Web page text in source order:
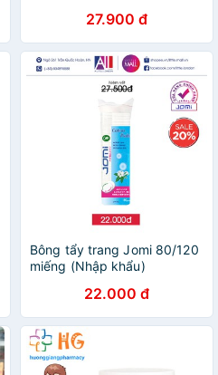
27.900 đ
Bông tẩy trang Jomi 80/120
miếng (Nhập khẩu)
22.000 đ